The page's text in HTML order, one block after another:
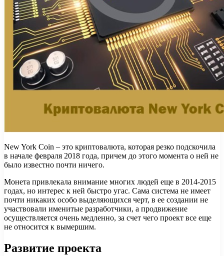
New York Coin – это криптовалюта, которая резко подскочила
в начале февраля 2018 года, причем до этого момента о ней не
было известно почти ничего.
Монета привлекала внимание многих людей еще в 2014-2015
годах, но интерес к ней быстро угас. Сама система не имеет
почти никаких особо выделяющихся черт, в ее создании не
участвовали именитые разработчики, а продвижение
осуществляется очень медленно, за счет чего проект все еще
не относится к вымершим.
Развитие проекта